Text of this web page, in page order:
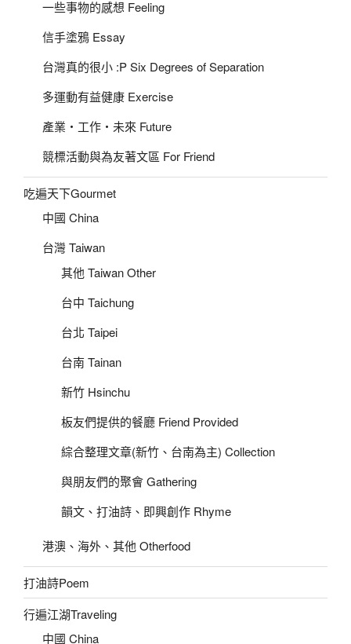
一些事物的感想 Feeling
信手塗鴉 Essay
台灣真的很小 :P Six Degrees of Separation
多運動有益健康 Exercise
產業‧工作‧未來 Future
競標活動與為友著文區 For Friend
吃遍天下Gourmet
中國 China
台灣 Taiwan
其他 Taiwan Other
台中 Taichung
台北 Taipei
台南 Tainan
新竹 Hsinchu
板友們提供的餐廳 Friend Provided
綜合整理文章(新竹、台南為主) Collection
與朋友們的聚會 Gathering
韻文、打油詩、即興創作 Rhyme
港澳、海外、其他 Otherfood
打油詩Poem
行遍江湖Traveling
中國 China